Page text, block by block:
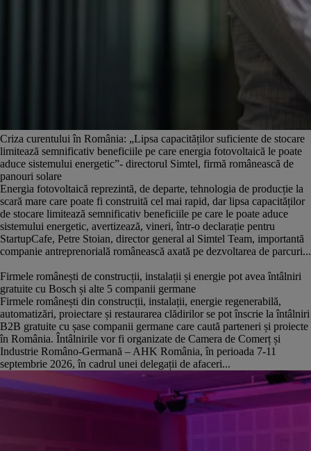
Criza curentului în România: „Lipsa capacităților suficiente de stocare
limitează semnificativ beneficiile pe care energia fotovoltaică le poate
aduce sistemului energetic”- directorul Simtel, firmă românească de
panouri solare
Energia fotovoltaică reprezintă, de departe, tehnologia de producție la
scară mare care poate fi construită cel mai rapid, dar lipsa capacităților
de stocare limitează semnificativ beneficiile pe care le poate aduce
sistemului energetic, avertizează, vineri, într-o declarație pentru
StartupCafe, Petre Stoian, director general al Simtel Team, importantă
companie antreprenorială românească axată pe dezvoltarea de parcuri...
Firmele românești de construcții, instalații și energie pot avea întâlniri
gratuite cu Bosch și alte 5 companii germane
Firmele românești din construcții, instalații, energie regenerabilă,
automatizări, proiectare și restaurarea clădirilor se pot înscrie la întâlniri
B2B gratuite cu șase companii germane care caută parteneri și proiecte
în România. Întâlnirile vor fi organizate de Camera de Comerț și
Industrie Româno-Germană – AHK România, în perioada 7-11
septembrie 2026, în cadrul unei delegații de afaceri...